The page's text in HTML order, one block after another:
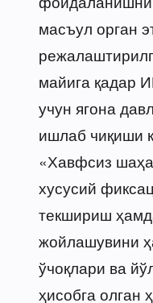
масъул орган
майига қадар
учун ягона
ишлаб чиқиши
«Хавфсиз
хусусий
текшириш
жойлашувини
ўчоқлари ва
ҳисобга олган